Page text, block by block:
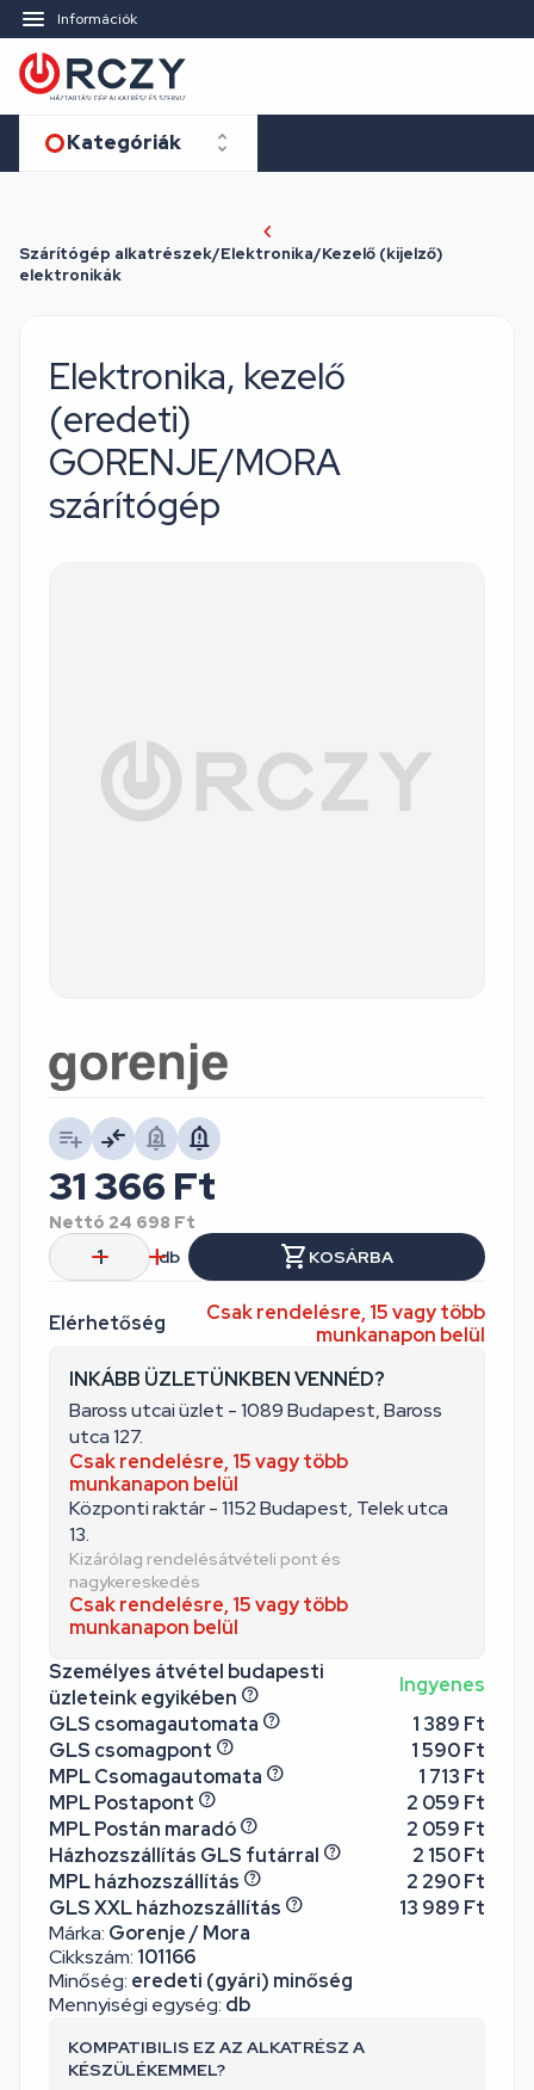
Információk
Kategóriák
Szárítógép alkatrészek/Elektronika/Kezelő (kijelző)
elektronikák
Elektronika, kezelő
(eredeti)
GORENJE/MORA
szárítógép
Márka: Gorenje / Mora
Cikkszám: 101166
Minőség: eredeti (gyári) minőség
Mennyiségi egység: db
Elérhetőség
Csak rendelésre, 15 vagy több
munkanapon belül
INKÁBB ÜZLETÜNKBEN VENNÉD?
Baross utcai üzlet - 1089 Budapest, Baross
utca 127.
Csak rendelésre, 15 vagy több
munkanapon belül
Központi raktár - 1152 Budapest, Telek utca
13.
Kizárólag rendelésátvételi pont és
nagykereskedés
Csak rendelésre, 15 vagy több
munkanapon belül
Személyes átvétel budapesti
üzleteink egyikében
Ingyenes
GLS csomagautomata
1 389 Ft
GLS csomagpont
1 590 Ft
MPL Csomagautomata
1 713 Ft
MPL Postapont
2 059 Ft
MPL Postán maradó
2 059 Ft
Házhozszállítás GLS futárral
2 150 Ft
MPL házhozszállítás
2 290 Ft
GLS XXL házhozszállítás
13 989 Ft
KOMPATIBILIS EZ AZ ALKATRÉSZ A
KÉSZÜLÉKEMMEL?
31 366 Ft
Nettó 24 698 Ft
db
KOSÁRBA